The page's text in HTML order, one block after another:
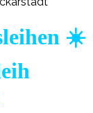
☀️